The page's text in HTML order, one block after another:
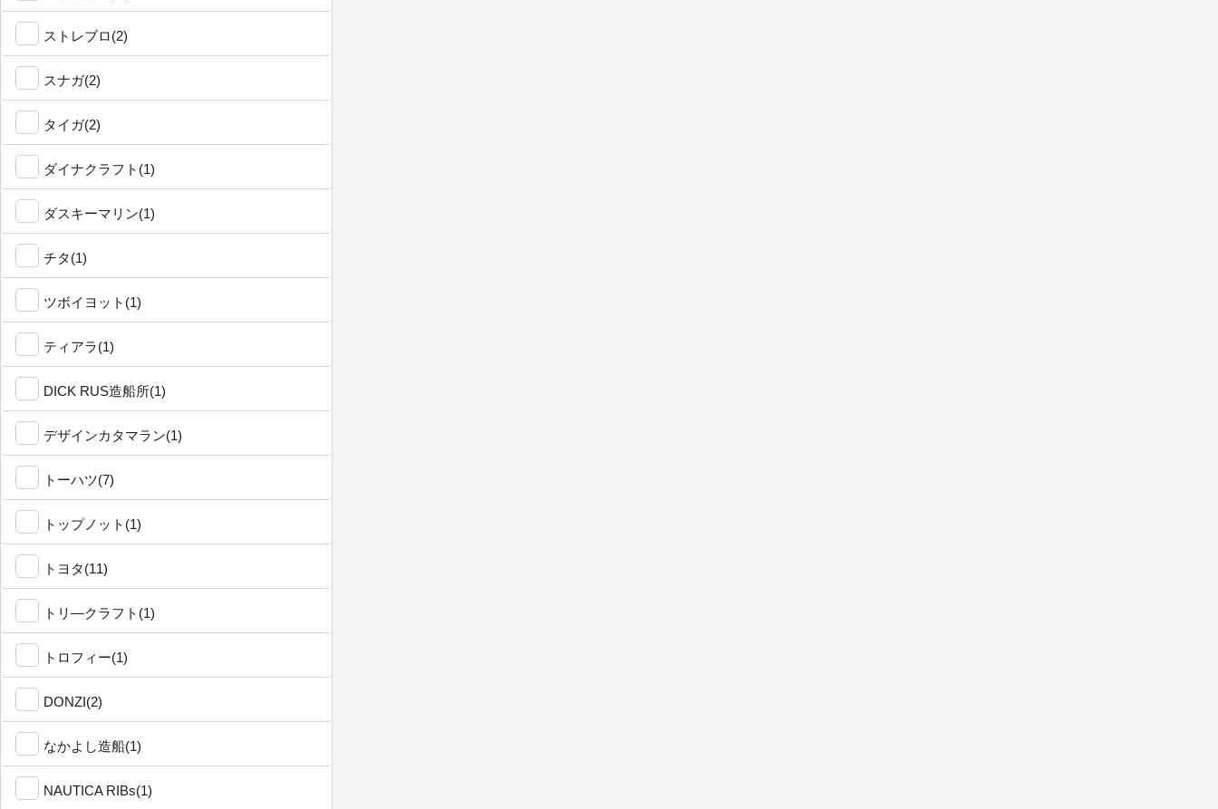
ストレブロ(2)
スナガ(2)
タイガ(2)
ダイナクラフト(1)
ダスキーマリン(1)
チタ(1)
ツボイヨット(1)
ティアラ(1)
DICK RUS造船所(1)
デザインカタマラン(1)
トーハツ(7)
トップノット(1)
トヨタ(11)
トリ―クラフト(1)
トロフィー(1)
DONZI(2)
なかよし造船(1)
NAUTICA RIBs(1)